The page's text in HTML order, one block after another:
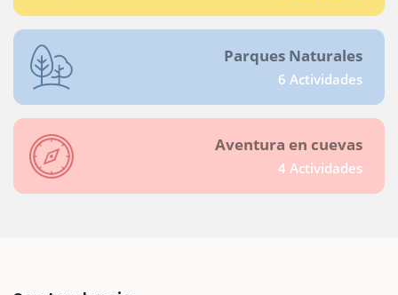
Parques Naturales
6 Actividades
Aventura en cuevas
4 Actividades